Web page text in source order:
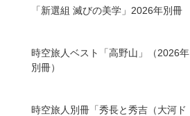
「新選組 滅びの美学」2026年別冊
時空旅人ベスト「高野山」（2026年
別冊）
時空旅人別冊「秀長と秀吉（大河ド